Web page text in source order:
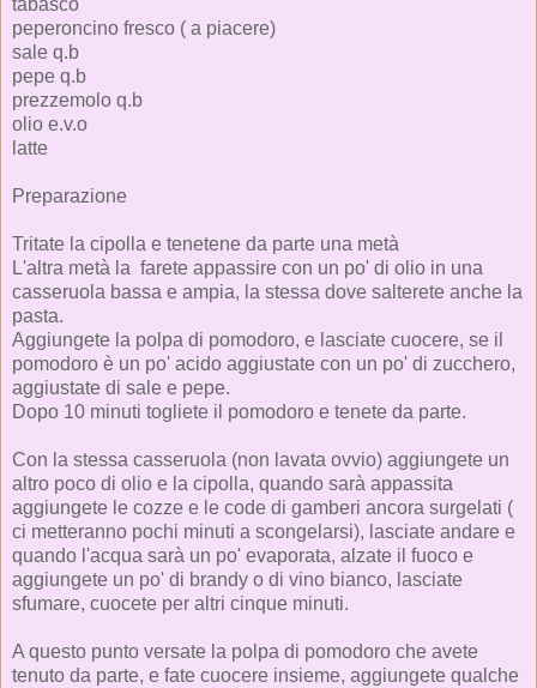
tabasco
peperoncino fresco ( a piacere)
sale q.b
pepe q.b
prezzemolo q.b
olio e.v.o
latte
Preparazione
Tritate la cipolla e tenetene da parte una metà
L'altra metà la farete appassire con un po' di olio in una
casseruola bassa e ampia, la stessa dove salterete anche la
pasta.
Aggiungete la polpa di pomodoro, e lasciate cuocere, se il
pomodoro è un po' acido aggiustate con un po' di zucchero,
aggiustate di sale e pepe.
Dopo 10 minuti togliete il pomodoro e tenete da parte.
Con la stessa casseruola (non lavata ovvio) aggiungete un
altro poco di olio e la cipolla, quando sarà appassita
aggiungete le cozze e le code di gamberi ancora surgelati (
ci metteranno pochi minuti a scongelarsi), lasciate andare e
quando l'acqua sarà un po' evaporata, alzate il fuoco e
aggiungete un po' di brandy o di vino bianco, lasciate
sfumare, cuocete per altri cinque minuti.
A questo punto versate la polpa di pomodoro che avete
tenuto da parte, e fate cuocere insieme, aggiungete qualche